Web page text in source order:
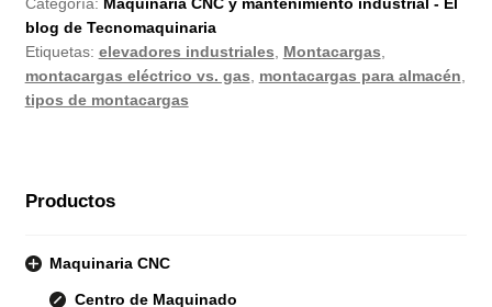
blog de Tecnomaquinaria
Etiquetas: elevadores industriales Montacargas
montacargas eléctrico vs. gas
montacargas para almacén
tipos de montacargas
Productos
Maquinaria CNC
Centro de Maquinado